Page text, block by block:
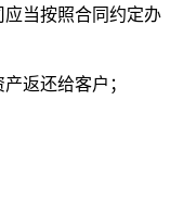
当按照合同约定办
返还给客户；